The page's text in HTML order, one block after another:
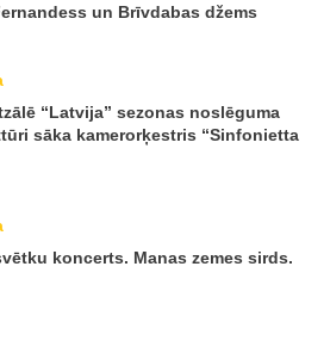
un Brīvdabas džems
“Latvija” sezonas noslēguma
sāka kamerorķestris “Sinfonietta
koncerts. Manas zemes sirds.